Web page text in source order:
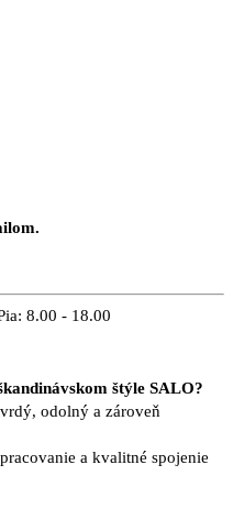
8.00 - 18.00
štýle SALO?
odolný a zároveň
a kvalitné spojenie